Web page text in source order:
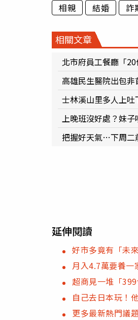
相親 結婚 詐
相關文章
北市府員工餐廳「
高雄民生醫院出包
士林溪山里多人上
上晚班沒好處？妹
把握好天氣…下周
延伸閱讀
好市多竟有「未
月入4.7萬要養
超商見一堆「
自己去日本玩！
更多最新熱門議